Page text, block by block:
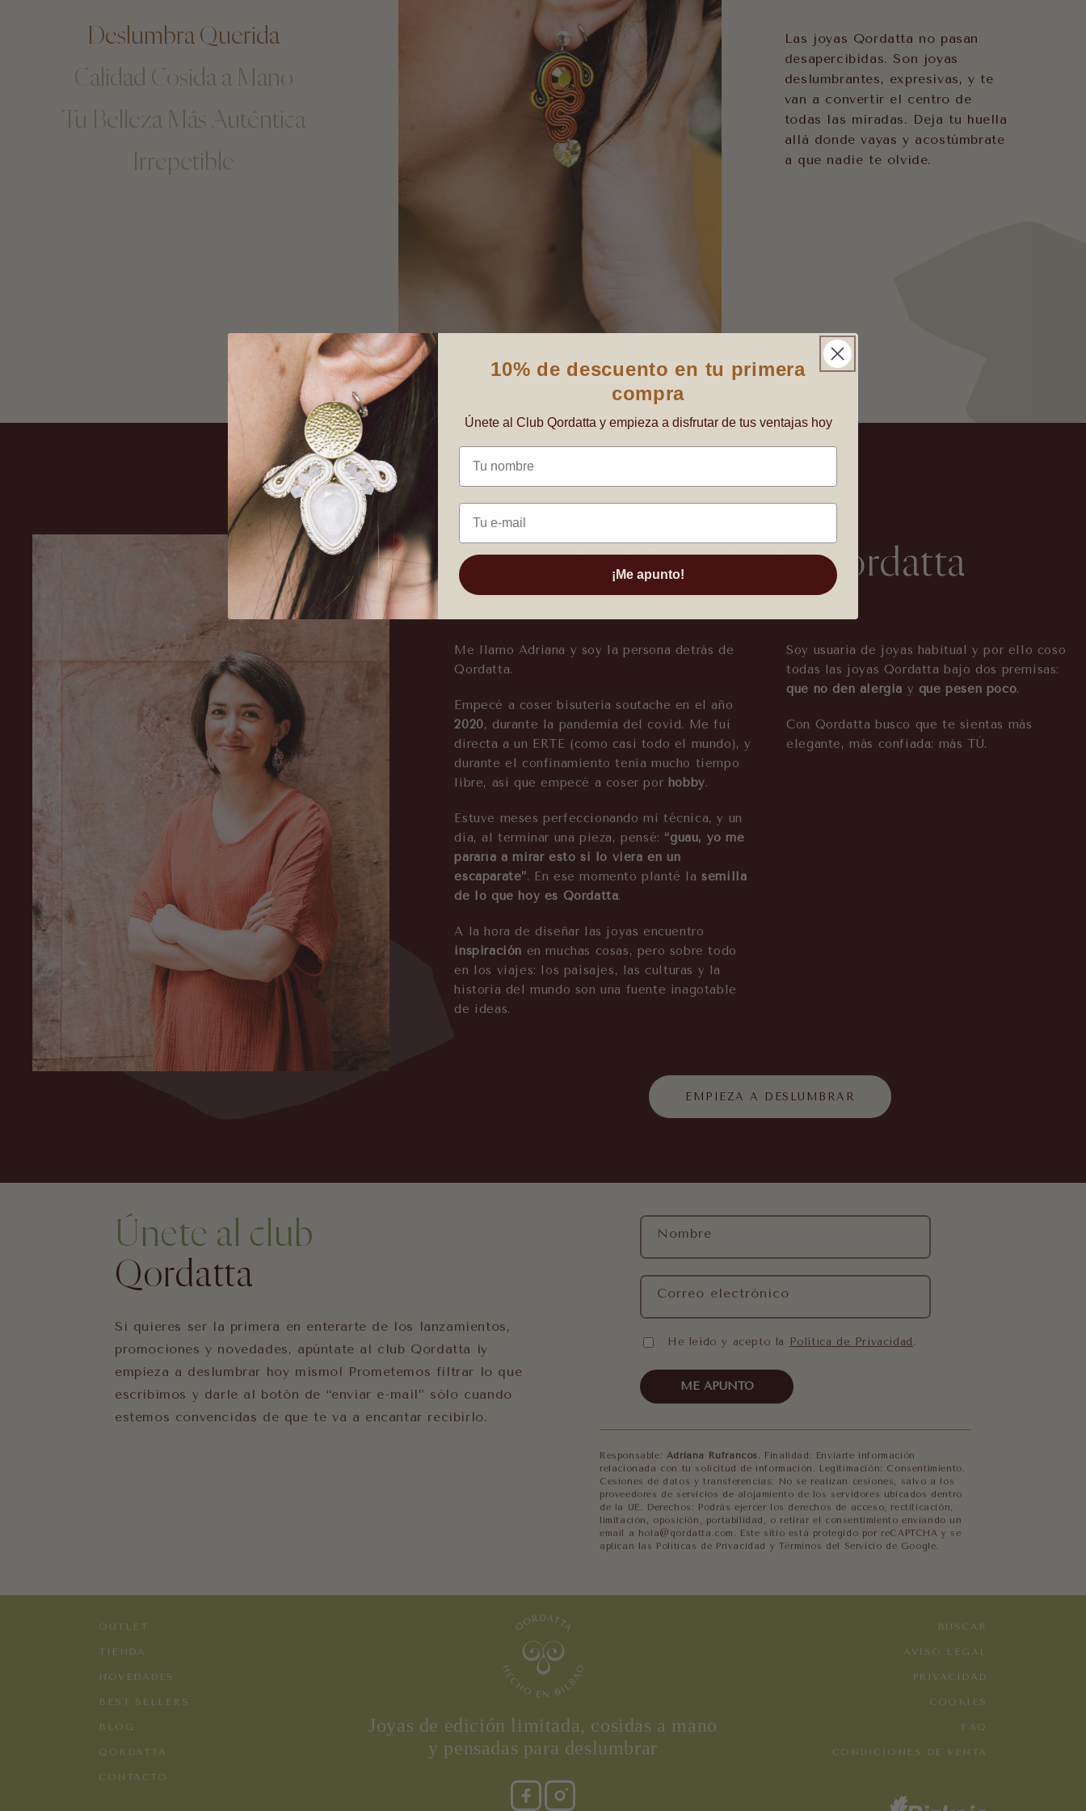
Deslumbra Querida
Calidad Cosida a Mano
Tu Belleza Más Auténtica
Irrepetible
Las joyas Qordatta no pasan
desapercibidas. Son joyas
deslumbrantes, expresivas, y te
van a convertir el centro de
todas las miradas. Deja tu huella
allá donde vayas y acostúmbrate
a que nadie te olvide.
La historia de Qordatta
Me llamo Adriana y soy la persona detrás de
Qordatta.
Empecé a coser bisutería soutache en el año
2020, durante la pandemia del covid. Me fui
directa a un ERTE (como casi todo el mundo), y
durante el confinamiento tenía mucho tiempo
libre, así que empecé a coser por hobby.
Estuve meses perfeccionando mi técnica, y un
día, al terminar una pieza, pensé:“guau, yo me
pararía a mirar esto si lo viera en un
escaparate”. En ese momento planté lasemilla
de lo que hoy es Qordatta.
A la hora de diseñar las joyas encuentro
inspiración en muchas cosas, pero sobre todo
en los viajes: los paisajes, las culturas y la
historia del mundo son una fuente inagotable
de ideas.
Soy usuaria de joyas habitual y por ello coso
todas las joyas Qordatta bajo dos premisas:
que no den alergia y que pesen poco.
Con Qordatta busco que te sientas más
elegante, más confiada: más TÚ.
EMPIEZA A DESLUMBRAR
Únete al club
Qordatta
Si quieres ser la primera en enterarte de los lanzamientos,
promociones y novedades, apúntate al club Qordatta ¡y
empieza a deslumbrar hoy mismo! Prometemos filtrar lo que
escribimos y darle al botón de “enviar e-mail” sólo cuando
estemos convencidas de que te va a encantar recibirlo.
Nombre
Correo electrónico
He leído y acepto la Política de Privacidad .
ME APUNTO
Responsable: Adriana Rufrancos. Finalidad: Enviarte información
relacionada con tu solicitud de información. Legitimación: Consentimiento.
Cesiones de datos y transferencias: No se realizan cesiones, salvo a los
proveedores de servicios de alojamiento de los servidores ubicados dentro
de la UE. Derechos: Podrás ejercer los derechos de acceso, rectificación,
limitación, oposición, portabilidad, o retirar el consentimiento enviando un
email a hola@qordatta.com. Este sitio está protegido por reCAPTCHA y se
aplican las Políticas de Privacidad y Términos del Servicio de Google.
OUTLET
TIENDA
TODA LA
ANILLOS
NOVEDADES
BEST SELLERS
BLOG
QORDATTA
CONTACTO
Joyas de edición limitada, cosidas a mano
y pensadas para deslumbrar
BUSCAR
AVISO LEGAL
PRIVACIDAD
COOKIES
FAQ
CONDICIONES DE VENTA
10% de descuento en tu primera
compra
Únete al Club Qordatta y empieza a disfrutar de tus ventajas hoy
Nombre
Email
¡Me apunto!